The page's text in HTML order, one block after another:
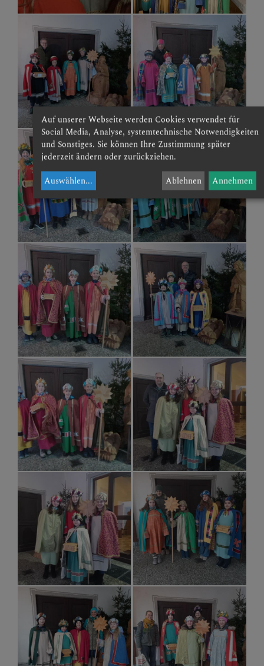
Auf unserer Webseite werden Cookies verwendet für
Social Media, Analyse, systemtechnische Notwendigkeiten
und Sonstiges. Sie können Ihre Zustimmung später
jederzeit ändern oder zurückziehen.
Auswählen... Ablehnen Annehmen